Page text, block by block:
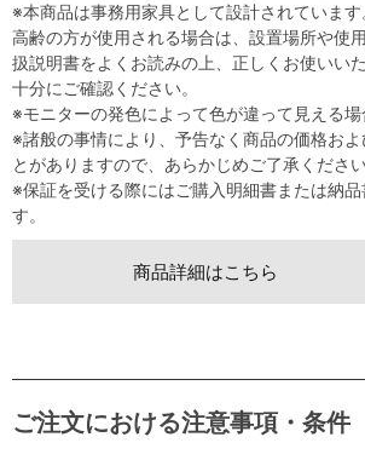
※本商品は事務用家具として設計されていま
高齢の方が使用される場合は、設置場所や使
扱説明書をよくお読みの上、正しくお使いい
十分にご確認ください。
※モニターの発色によって色が違って見える場
※諸般の事情により、予告なく商品の価格およ
とがありますので、あらかじめご了承ください
※保証を受ける際にはご購入明細書または納
す。
商品詳細はこちら
ご注文における注意事項・条件